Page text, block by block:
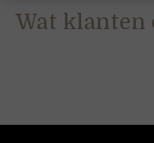
Wat klanten